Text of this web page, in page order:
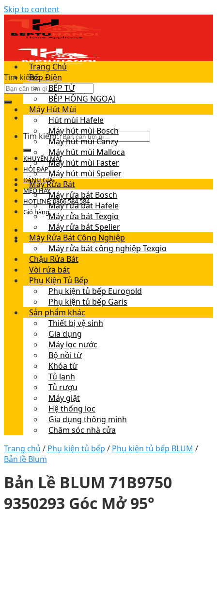
Skip to content
Tìm kiếm:
Tìm kiếm:
KHUYẾN MÃI
HỎI ĐÁP
ĐÁNH GIÁ
MẸO HAY
HOTLINE: 0866.584.584
Giỏ hàng
Trang Chủ
Bếp Điện
BẾP TỪ
BẾP HỒNG NGOẠI
Máy Hút Mùi
Hút mùi Hafele
Máy hút mùi Bosch
Máy hút mùi Canzy
Máy hút mùi Malloca
Máy hút mùi Faster
Máy hút mùi Spelier
Máy Rửa Bát
Máy rửa bát Bosch
Máy rửa bát Hafele
Máy rửa bát Texgio
Máy rửa bát Spelier
Máy Rửa Bát Công Nghiệp
Máy rửa bát công nghiệp Texgio
Chậu Rửa Bát
Vòi rửa bát
Phụ Kiện Tủ Bếp
Phụ kiện tủ bếp Eurogold
Phụ kiện tủ bếp Garis
Sản phẩm khác
Thiết bị vệ sinh
Gia dụng
Máy lọc nước
Bộ nồi từ
Khóa từ
Tủ lạnh
Tủ rượu
Máy giặt
Hệ thống lọc
Gia dụng thông minh
Chăm sóc nhà cửa
Trang chủ / Phụ kiện tủ bếp / Phụ kiện tủ bếp BLUM /
Bản lề Blum
Bản Lề BLUM 71B9750
9350293 Góc Mở 95°